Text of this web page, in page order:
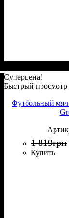
Суперцена!
Быстрый просмотр
Футбольный мяч
1 819грн
Купить